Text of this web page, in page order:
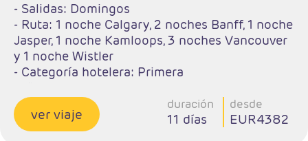
- Salidas: Domingos
- Ruta: 1 noche Calgary, 2 noches Banff, 1 noche
Jasper, 1 noche Kamloops, 3 noches Vancouver
y 1 noche Wistler
- Categoría hotelera: Primera
duración
11 días
desde
EUR4382
ver viaje